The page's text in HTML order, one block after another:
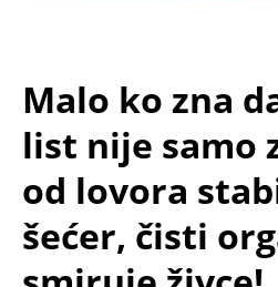
Malo ko zna
list nije samo
od lovora
šećer, čisti